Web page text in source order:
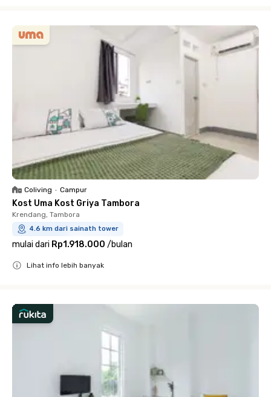
Coliving • Campur
Kost Uma Kost Griya Tambora
Krendang, Tambora
4.6 km dari sainath tower
mulai dari Rp1.918.000 /bulan
Lihat info lebih banyak